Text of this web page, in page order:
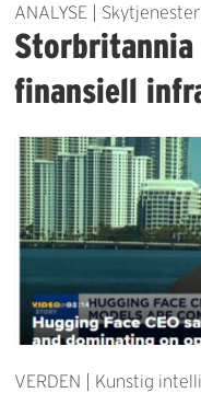
ANALYSE | Skytjenester
finansiell
VERDEN | Kunstig